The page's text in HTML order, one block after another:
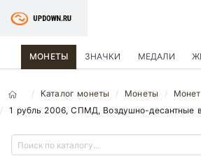
МОНЕТЫ ЗНАЧКИ МЕДАЛИ
Каталог монеты Монеты
1 рубль 2006, СПМД, Воздушно-десантные